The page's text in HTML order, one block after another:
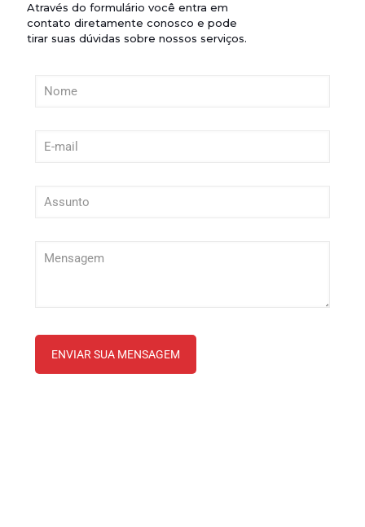
Através do formulário você entra em
contato diretamente conosco e pode
tirar suas dúvidas sobre nossos serviços.